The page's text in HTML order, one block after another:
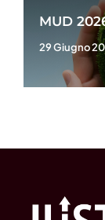
MUD
29 Giugno